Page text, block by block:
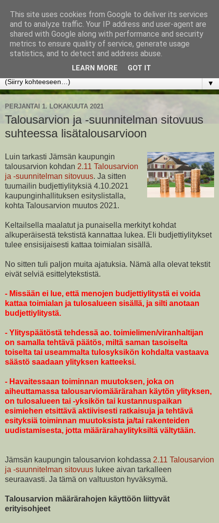
www.jyrkikokko.fi
Uusi Suunta - Jokainen hetki tarjoaa tilaisuuden muuttaa
▼
PERJANTAI 1. LOKAKUUTA 2021
Talousarvion ja -suunnitelman sitovuus
suhteessa lisätalousarvioon
Luin tarkasti Jämsän kaupungin
talousarvion kohdan 2.11 Talousarvion
ja -suunnitelman sitovuus. Ja sitten
tuumailin budjettiylityksiä 4.10.2021
kaupunginhallituksen esityslistalla,
kohta Talousarvion muutos 2021.
Keltailsella maalatut ja punaisella merkityt kohdat
alkuperäisestä tekstistä kannattaa lukea. Eli budjettiylitykset
tulee ensisijaisesti kattaa toimialan sisällä.
No sitten tuli paljon muita ajatuksia. Nämä alla olevat tekstit
eivät selviä esittelytekstistä.
- Missään ei lue, että menojen budjettiylitystä ei voida
kattaa toimialan ja tulosalueen sisällä, ja silti anotaan
budjettiylitystä.
- Ylityspäätöstä tehdessä ao. toimielimen/viranhaltijan
on samalla tehtävä päätös, miltä saman tasoiselta
toiselta tai useammalta tulosyksikön kohdalta vastaava
säästö saadaan ylityksen katteeksi.
- Havaitessaan toiminnan muutoksen, joka on
aiheuttamassa talousarviomäärärahan käytön ylityksen,
on tulosalueen tai -yksikön tai kustannuspaikan
esimiehen etsittävä aktiivisesti ratkaisuja ja tehtävä
esityksiä toiminnan muutoksista ja/tai rakenteiden
uudistamisesta, jotta määrärahaylityksiltä vältytään.
Jämsän kaupungin talousarvion kohdassa 2.11 Talousarvion
ja -suunnitelman sitovuus lukee aivan tarkalleen
seuraavasti. Ja tämä on valtuuston hyväksymä.
Talousarvion määrärahojen käyttöön liittyvät
erityisohjeet
This site uses cookies from Google to deliver its services
and to analyze traffic. Your IP address and user-agent are
shared with Google along with performance and security
metrics to ensure quality of service, generate usage
statistics, and to detect and address abuse.
LEARN MORE GOT IT